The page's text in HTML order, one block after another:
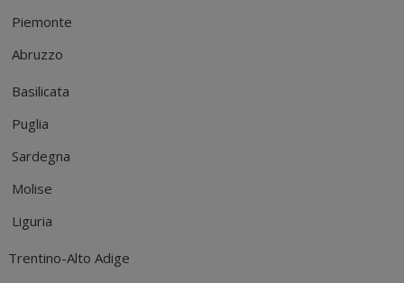
Piemonte
Abruzzo
Basilicata
Puglia
Sardegna
Molise
Liguria
Trentino-Alto Adige